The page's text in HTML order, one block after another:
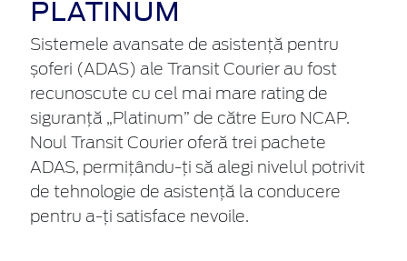
PLATINUM
Sistemele avansate de asistență pentru
șoferi (ADAS) ale Transit Courier au fost
recunoscute cu cel mai mare rating de
siguranță „Platinum” de către Euro NCAP.
Noul Transit Courier oferă trei pachete
ADAS, permițându-ți să alegi nivelul potrivit
de tehnologie de asistență la conducere
pentru a-ți satisface nevoile.